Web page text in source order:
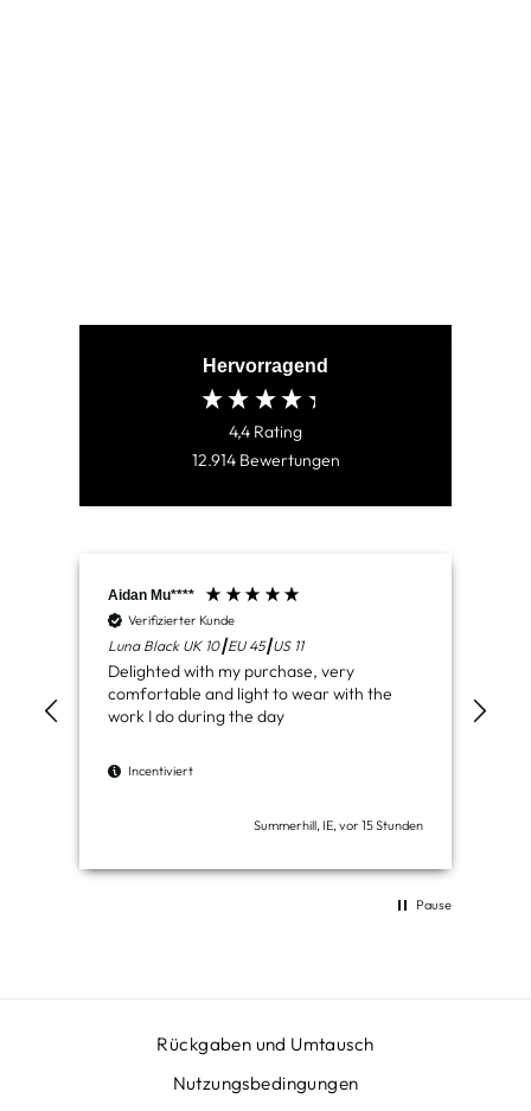
Hervorragend
4,4 Rating
12.914 Bewertungen
Aidan Mu****
Verifizierter Kunde
Luna Black UK 10┃EU 45┃US 11
Delighted with my purchase, very
comfortable and light to wear with the
work I do during the day
Incentiviert
Summerhill, IE, vor 15 Stunden
Pause
Rückgaben und Umtausch
Nutzungsbedingungen